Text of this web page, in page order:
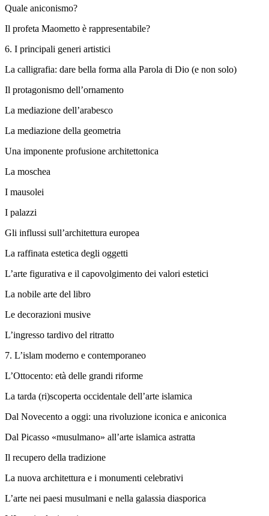
Quale aniconismo?
Il profeta Maometto è rappresentabile?
6. I principali generi artistici
La calligrafia: dare bella forma alla Parola di Dio (e non solo)
Il protagonismo dell’ornamento
La mediazione dell’arabesco
La mediazione della geometria
Una imponente profusione architettonica
La moschea
I mausolei
I palazzi
Gli influssi sull’architettura europea
La raffinata estetica degli oggetti
L’arte figurativa e il capovolgimento dei valori estetici
La nobile arte del libro
Le decorazioni musive
L’ingresso tardivo del ritratto
7. L’islam moderno e contemporaneo
L’Ottocento: età delle grandi riforme
La tarda (ri)scoperta occidentale dell’arte islamica
Dal Novecento a oggi: una rivoluzione iconica e aniconica
Dal Picasso «musulmano» all’arte islamica astratta
Il recupero della tradizione
La nuova architettura e i monumenti celebrativi
L’arte nei paesi musulmani e nella galassia diasporica